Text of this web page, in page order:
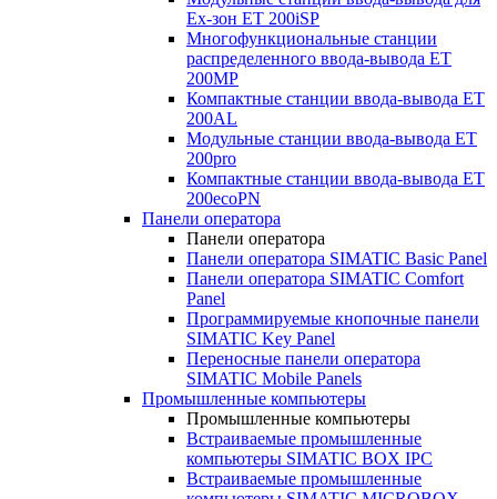
Ex-зон ET 200iSP
Многофункциональные станции
распределенного ввода-вывода ET
200MP
Компактные станции ввода-вывода ET
200AL
Модульные станции ввода-вывода ET
200pro
Компактные станции ввода-вывода ET
200ecoPN
Панели оператора
Панели оператора
Панели оператора SIMATIC Basic Panel
Панели оператора SIMATIC Comfort
Panel
Программируемые кнопочные панели
SIMATIC Key Panel
Переносные панели оператора
SIMATIC Mobile Panels
Промышленные компьютеры
Промышленные компьютеры
Встраиваемые промышленные
компьютеры SIMATIC BOX IPC
Встраиваемые промышленные